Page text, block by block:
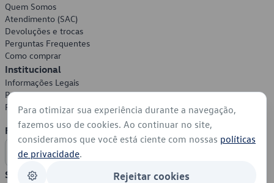
Quem Somos
Atendimento (SAC)
Devoluções e trocas
Perguntas Frequentes
Como comprar
Institucional
Informações Legais
Política de Privacidade
Política de Cookies
Formas de Pagamento
Segurança
Para otimizar sua experiência durante a navegação,
fazemos uso de cookies. Ao continuar no site,
consideramos que você está ciente com nossas políticas
de privacidade.
Rejeitar cookies